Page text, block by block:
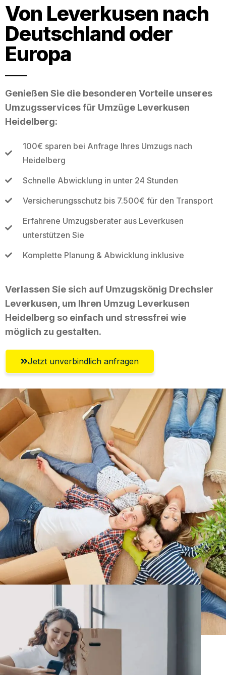
Von Leverkusen nach
Deutschland oder
Europa
Genießen Sie die besonderen Vorteile unseres
Umzugsservices für Umzüge Leverkusen
Heidelberg:
100€ sparen bei Anfrage Ihres Umzugs nach
Heidelberg
Schnelle Abwicklung in unter 24 Stunden
Versicherungsschutz bis 7.500€ für den Transport
Erfahrene Umzugsberater aus Leverkusen
unterstützen Sie
Komplette Planung & Abwicklung inklusive
Verlassen Sie sich auf Umzugskönig Drechsler
Leverkusen, um Ihren Umzug Leverkusen
Heidelberg so einfach und stressfrei wie
möglich zu gestalten.
Jetzt unverbindlich anfragen